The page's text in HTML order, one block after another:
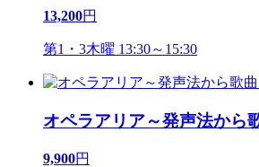
13,200円
第1・3木曜 13:30～15:30
オペラアリア～発声法から
9,900円